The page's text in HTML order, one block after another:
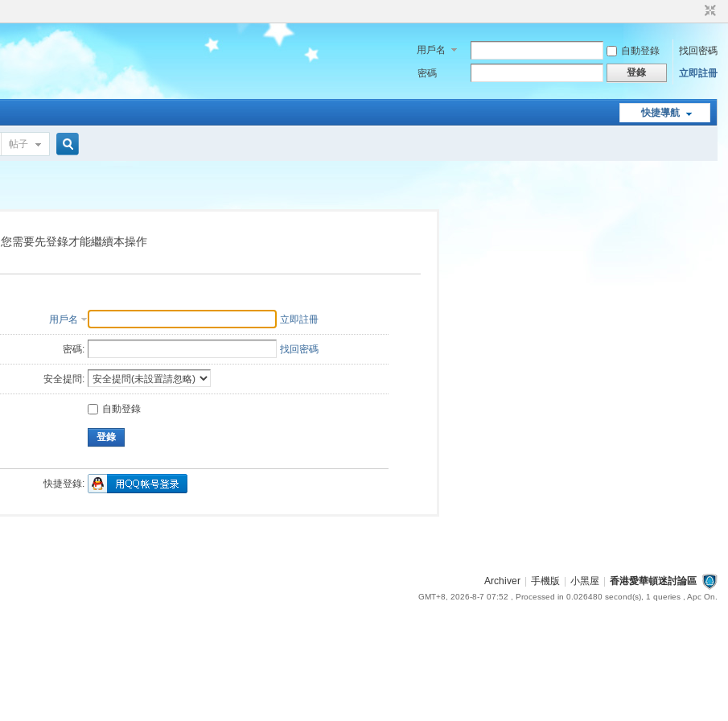
用戶名 自動登錄
找回密碼
密碼
登錄 立即註冊
快捷導航
帖子
索
您需要先登錄才能繼續本操作
用戶名 立即註冊
密碼: 找回密碼
安全提問:
自動登錄
登錄
快捷登錄:
Archiver 手機版 小黑屋 香港愛華頓迷討論區
GMT+8, 2026-8-7 07:52 , Processed in 0.026480 second(s), 1 queries , Apc On.